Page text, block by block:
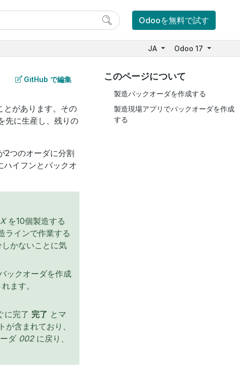
Odooを無料で試す
JA Odoo 17
とがあります。その
先に生産し、残りの
2つのオーダに分割
ハイフンとバックオ
を10個製造する
ラインで作業する
かないことに気
ックオーダを作成
ます。
に完了 完了 とマ
含まれており、
ダ 002に戻り、
GitHub で編集 このページについて
製造バックオーダを作成する
製造現場アプリでバックオーダを作成
する